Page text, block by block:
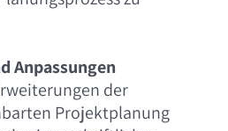
Anpassungen
der
Projektplanung